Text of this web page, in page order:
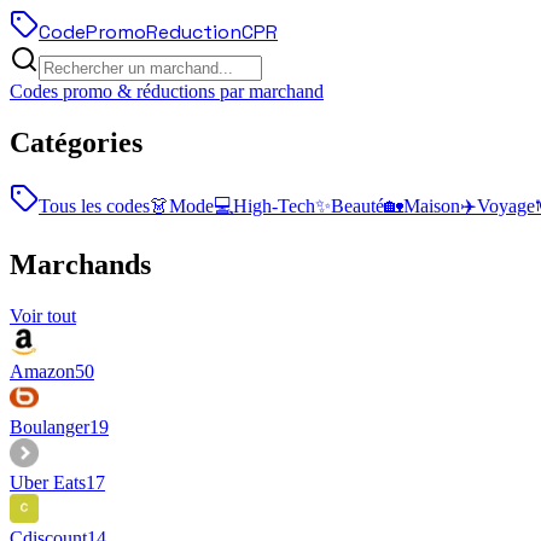
CodePromoReductionCPR
Codes promo & réductions par marchand
Catégories
Tous les codes👗Mode💻High-Tech✨Beauté🏡Maison✈️Voyage
Marchands
Voir tout
Amazon50
Boulanger19
Uber Eats17